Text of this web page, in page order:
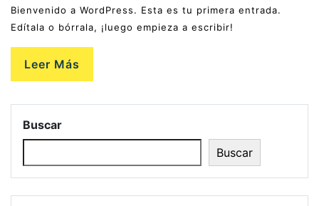
Bienvenido a WordPress. Esta es tu primera entrada.
Edítala o bórrala, ¡luego empieza a escribir!
Leer Más
Buscar
Buscar